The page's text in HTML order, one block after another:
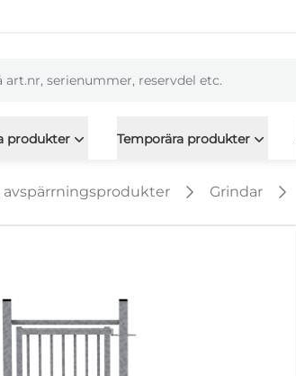
produkter Temporära produkter
avspärrningsprodukter Grindar